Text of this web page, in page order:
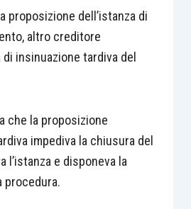
proposizione dell’istanza di
altro creditore
insinuazione tardiva del
che la proposizione
impediva la chiusura del
l’istanza e disponeva la
procedura.